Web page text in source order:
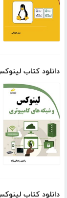
دانلود کتاب
دانلود کتاب